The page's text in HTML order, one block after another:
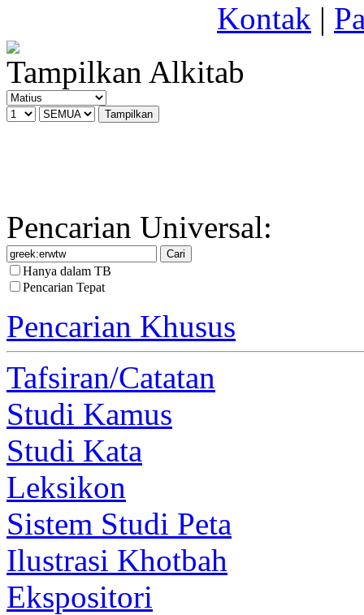
Kontak |
Tampilkan Alkitab
Pencarian Universal:
Hanya dalam TB
Pencarian Tepat
Pencarian Khusus
Tafsiran/Catatan
Studi Kamus
Studi Kata
Leksikon
Sistem Studi Peta
Ilustrasi Khotbah
Ekspositori